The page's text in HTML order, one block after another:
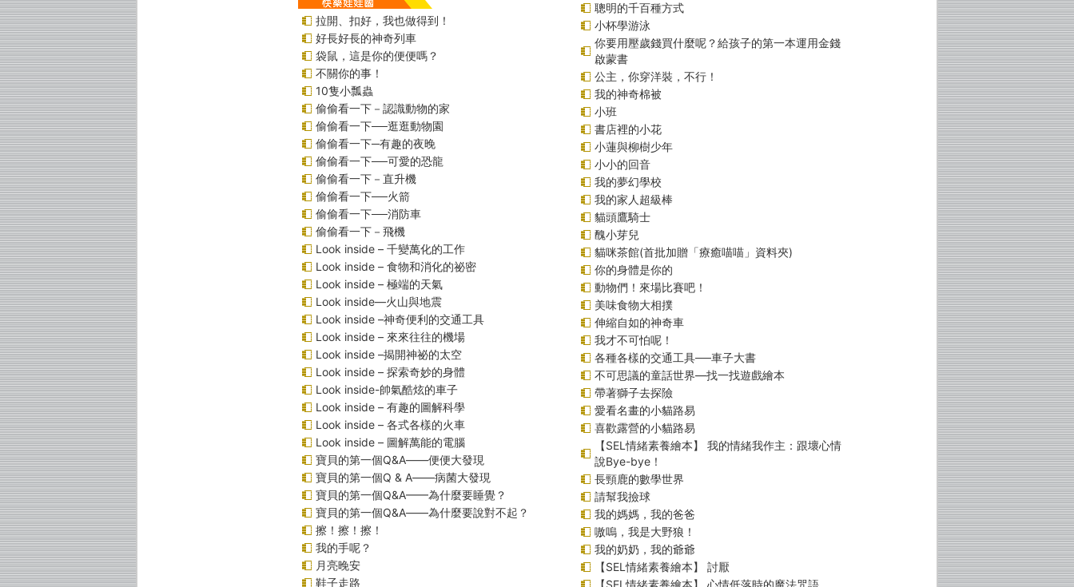
拉開、扣好，我也做得到！
好長好長的神奇列車
袋鼠，這是你的便便嗎？
不關你的事！
10隻小瓢蟲
偷偷看一下－認識動物的家
偷偷看一下──逛逛動物園
偷偷看一下─有趣的夜晚
偷偷看一下──可愛的恐龍
偷偷看一下－直升機
偷偷看一下──火箭
偷偷看一下──消防車
偷偷看一下－飛機
Look inside – 千變萬化的工作
Look inside – 食物和消化的祕密
Look inside – 極端的天氣
Look inside—火山與地震
Look inside –神奇便利的交通工具
Look inside – 來來往往的機場
Look inside –揭開神祕的太空
Look inside – 探索奇妙的身體
Look inside-帥氣酷炫的車子
Look inside – 有趣的圖解科學
Look inside – 各式各樣的火車
Look inside – 圖解萬能的電腦
寶貝的第一個Q&A――便便大發現
寶貝的第一個Q & A――病菌大發現
寶貝的第一個Q&A——為什麼要睡覺？
寶貝的第一個Q&A――為什麼要說對不起？
擦！擦！擦！
我的手呢？
月亮晚安
鞋子走路
聰明的千百種方式
小杯學游泳
你要用壓歲錢買什麼呢？給孩子的第一本運用金錢
啟蒙書
公主，你穿洋裝，不行！
我的神奇棉被
小班
書店裡的小花
小蓮與柳樹少年
小小的回音
我的夢幻學校
我的家人超級棒
貓頭鷹騎士
醜小芽兒
貓咪茶館(首批加贈「療癒喵喵」資料夾)
你的身體是你的
動物們！來場比賽吧！
美味食物大相撲
伸縮自如的神奇車
我才不可怕呢！
各種各樣的交通工具──車子大書
不可思議的童話世界—找一找遊戲繪本
帶著獅子去探險
愛看名畫的小貓路易
喜歡露營的小貓路易
【SEL情緒素養繪本】 我的情緒我作主：跟壞心情
說Bye-bye！
長頸鹿的數學世界
請幫我撿球
我的媽媽，我的爸爸
嗷嗚，我是大野狼！
我的奶奶，我的爺爺
【SEL情緒素養繪本】 討厭
【SEL情緒素養繪本】 心情低落時的魔法咒語